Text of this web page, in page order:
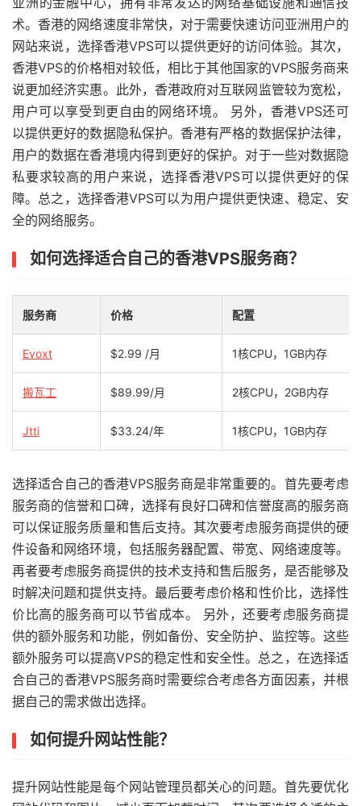
术。香港的网络速度非常快，对于需要快速访问亚洲用户的
网站来说，选择香港VPS可以提供更好的访问体验。其次，
香港VPS的价格相对较低，相比于其他国家的VPS服务商来
说更加经济实惠。此外，香港政府对互联网监管较为宽松，
用户可以享受到更自由的网络环境。 另外，香港VPS还可
以提供更好的数据隐私保护。香港有严格的数据保护法律，
用户的数据在香港境内得到更好的保护。对于一些对数据隐
私要求较高的用户来说，选择香港VPS可以提供更好的保
障。总之，选择香港VPS可以为用户提供更快速、稳定、安
全的网络服务。
如何选择适合自己的香港VPS服务商？
服务商 价格 配置
Evoxt $2.99 /月 1核CPU，1GB内存
搬瓦工 $89.99/月 2核CPU，2GB内存
Jtti $33.24/年 1核CPU，1GB内存
选择适合自己的香港VPS服务商是非常重要的。首先要考虑
服务商的信誉和口碑，选择有良好口碑和信誉度高的服务商
可以保证服务质量和售后支持。其次要考虑服务商提供的硬
件设备和网络环境，包括服务器配置、带宽、网络速度等。
再者要考虑服务商提供的技术支持和售后服务，是否能够及
时解决问题和提供支持。最后要考虑价格和性价比，选择性
价比高的服务商可以节省成本。 另外，还要考虑服务商提
供的额外服务和功能，例如备份、安全防护、监控等。这些
额外服务可以提高VPS的稳定性和安全性。总之，在选择适
合自己的香港VPS服务商时需要综合考虑各方面因素，并根
据自己的需求做出选择。
如何提升网站性能？
提升网站性能是每个网站管理员都关心的问题。首先要优化